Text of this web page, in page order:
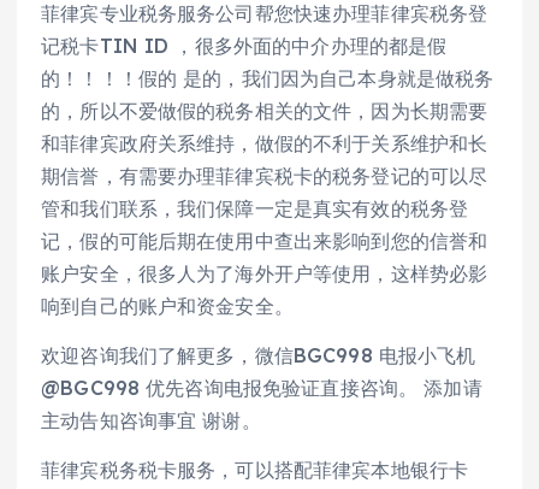
菲律宾专业税务服务公司帮您快速办理菲律宾税务登
记税卡TIN ID ，很多外面的中介办理的都是假
的！！！！假的 是的，我们因为自己本身就是做税务
的，所以不爱做假的税务相关的文件，因为长期需要
和菲律宾政府关系维持，做假的不利于关系维护和长
期信誉，有需要办理菲律宾税卡的税务登记的可以尽
管和我们联系，我们保障一定是真实有效的税务登
记，假的可能后期在使用中查出来影响到您的信誉和
账户安全，很多人为了海外开户等使用，这样势必影
响到自己的账户和资金安全。
欢迎咨询我们了解更多，微信BGC998 电报小飞机
@BGC998 优先咨询电报免验证直接咨询。 添加请
主动告知咨询事宜 谢谢。
菲律宾税务税卡服务，可以搭配菲律宾本地银行卡